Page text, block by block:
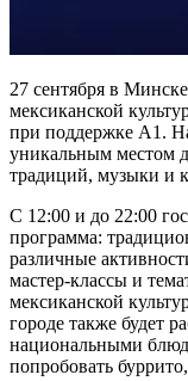
27 сентября в
мексиканской
при поддержке А1.
уникальным местом
традиций, музыки и
С 12:00 и до 22:00
программа:
различные
мастер-классы и
мексиканской
городе также будет
национальными
попробовать